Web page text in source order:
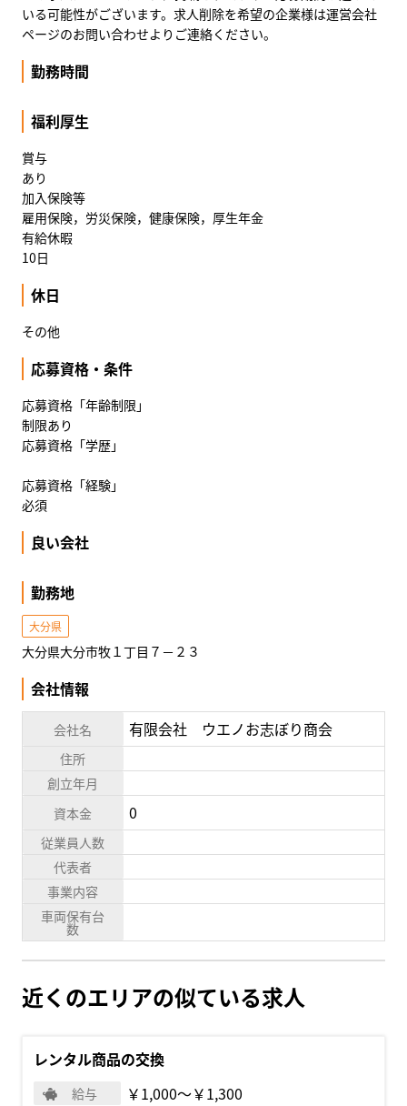
いる可能性がございます。求人削除を希望の企業様は運営会社
ページのお問い合わせよりご連絡ください。
勤務時間
福利厚生
賞与
あり
加入保険等
雇用保険，労災保険，健康保険，厚生年金
有給休暇
10日
休日
その他
応募資格・条件
応募資格「年齢制限」
制限あり
応募資格「学歴」
応募資格「経験」
必須
良い会社
勤務地
大分県
大分県大分市牧１丁目７－２３
会社情報
会社名 有限会社 ウエノお志ぼり商会
住所
創立年月
資本金
0
従業員人数
代表者
事業内容
車両保有台
数
近くのエリアの似ている求人
レンタル商品の交換
給与 ￥1,000〜￥1,300